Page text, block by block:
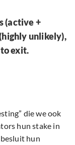
(active +
unlikely),
exit.
die we ook
hun stake in
hun